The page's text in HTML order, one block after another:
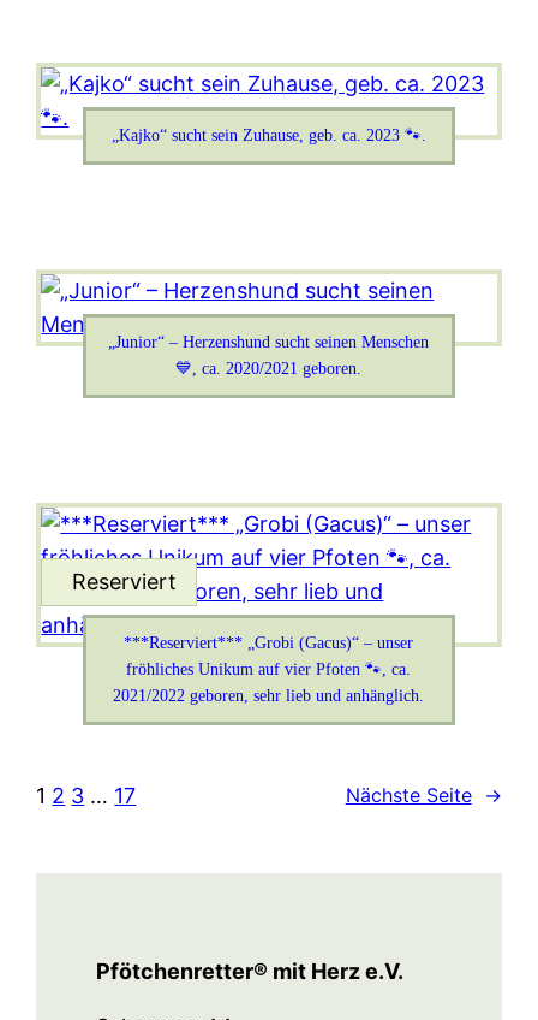
„Kajko“ sucht sein Zuhause, geb. ca. 2023 🐾.
„Junior“ – Herzenshund sucht seinen Menschen
💙, ca. 2020/2021 geboren.
***Reserviert*** „Grobi (Gacus)“ – unser
fröhliches Unikum auf vier Pfoten 🐾, ca.
2021/2022 geboren, sehr lieb und anhänglich.
1 2 3 … 17 Nächste Seite →
Pfötchenretter® mit Herz e.V.